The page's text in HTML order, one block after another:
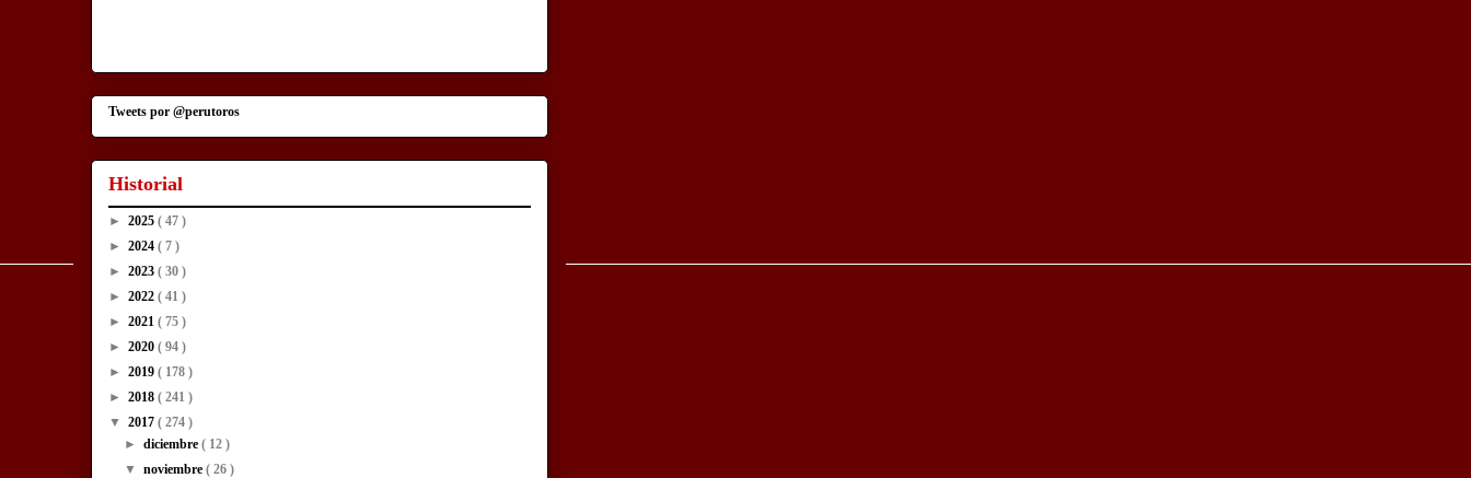
Tweets por @perutoros
Historial
► 2025 ( 47 )
► 2024 ( 7 )
► 2023 ( 30 )
► 2022 ( 41 )
► 2021 ( 75 )
► 2020 ( 94 )
► 2019 ( 178 )
► 2018 ( 241 )
▼ 2017 ( 274 )
►diciembre( 12 )
▼noviembre( 26 )